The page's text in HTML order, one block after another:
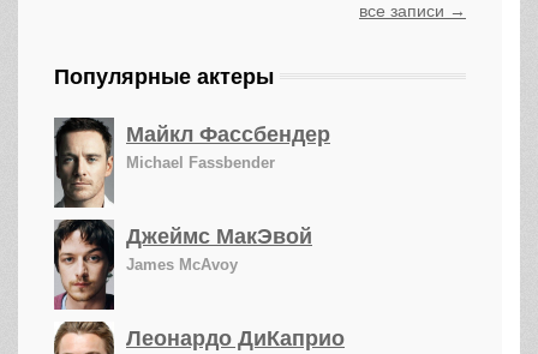
все записи →
Популярные актеры
Майкл Фассбендер
Michael Fassbender
Джеймс МакЭвой
James McAvoy
Леонардо ДиКаприо